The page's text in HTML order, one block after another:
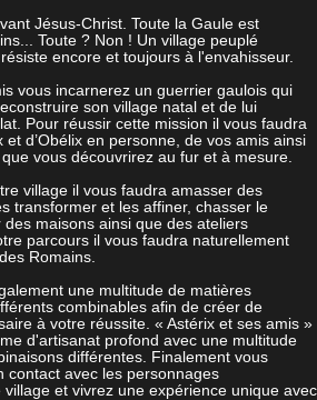
Jésus-Christ. Toute la Gaule est
Toute ? Non ! Un village peuplé
encore et toujours à l'envahisseur.
vous incarnerez un guerrier gaulois qui
son village natal et de lui
Pour réussir cette mission il vous faudra
et d’Obélix en personne, de vos amis ainsi
vous découvrirez au fur et à mesure.
village il vous faudra amasser des
transformer et les affiner, chasser le
maisons ainsi que des ateliers
parcours il vous faudra naturellement
Romains.
une multitude de matières
combinables afin de créer de
à votre réussite. « Astérix et ses amis »
d'artisanat profond avec une multitude
différentes. Finalement vous
contact avec les personnages
et vivrez une expérience unique avec